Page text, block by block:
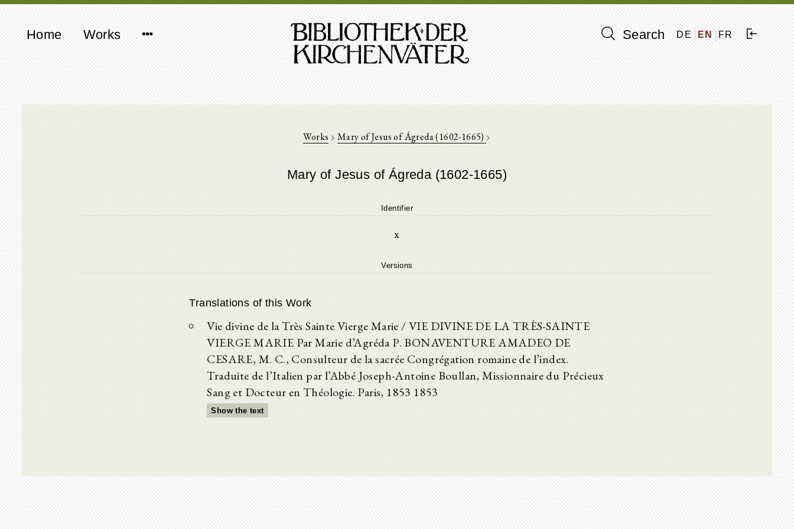
Home Works Search DE EN FR
Works Mary of Jesus of Ágreda (1602-1665)
Mary of Jesus of Ágreda (1602-1665)
Identifier
x
Versions
Translations of this Work
Vie divine de la Très Sainte Vierge Marie / VIE DIVINE DE LA TRÈS-SAINTE
VIERGE MARIE Par Marie d’Agréda P. BONAVENTURE AMADEO DE
CESARE, M. C., Consulteur de la sacrée Congrégation romaine de l’index.
Traduite de l’Italien par l’Abbé Joseph-Antoine Boullan, Missionnaire du Précieux
Sang et Docteur en Théologie. Paris, 1853 1853
Show the text